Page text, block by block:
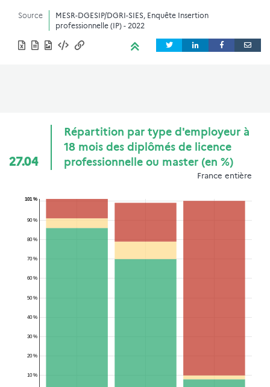
Source
MESR-DGESIP/DGRI-SIES, Enquête Insertion
professionnelle (IP) - 2022
27.04
Répartition par type d'employeur à
18 mois des diplômés de licence
professionnelle ou master (en %)
France entière
10 %
20 %
30 %
40 %
50 %
60 %
70 %
80 %
90 %
101 %